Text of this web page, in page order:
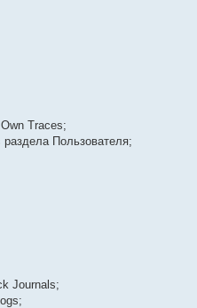
Traces;
Пользователя;
Journals;